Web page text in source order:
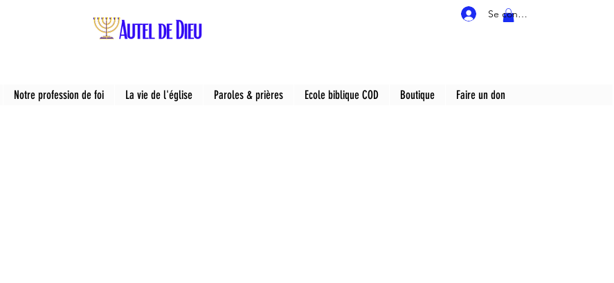
Se connecter
Notre profession de foi La vie de l'église Paroles & prières Ecole biblique COD Boutique Faire un don